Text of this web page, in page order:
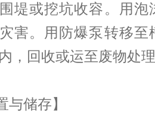
堤或挖坑收容。用泡
害。用防爆泵转移至
，回收或运至废物处
储存】